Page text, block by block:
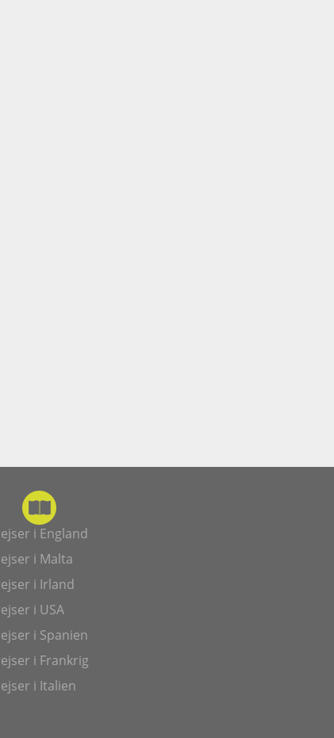
i England
i Malta
i Irland
i USA
i Spanien
i Frankrig
i Italien